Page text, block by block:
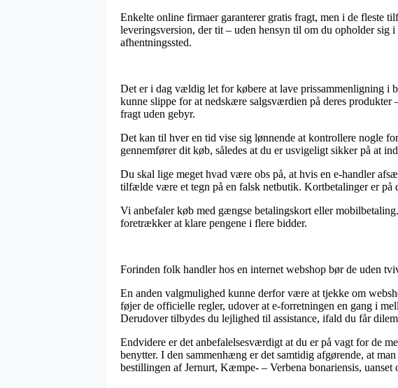
Enkelte online firmaer garanterer gratis fragt, men i de fleste
leveringsversion, der tit – uden hensyn til om du opholder
afhentningssted.
Det er i dag vældig let for købere at lave prissammenligning i
kunne slippe for at nedskære salgsværdien på deres
fragt uden gebyr.
Det kan til hver en tid vise sig lønnende at kontrollere nogle
gennemfører dit køb, således at du er usvigeligt sikker på at
Du skal lige meget hvad være obs på, at hvis en e-handler
tilfælde være et tegn på en falsk netbutik. Kortbetalinger er på
Vi anbefaler køb med gængse betalingskort eller
foretrækker at klare pengene i flere bidder.
Forinden folk handler hos en internet webshop bør de uden
En anden valgmulighed kunne derfor være at tjekke om
føjer de officielle regler, udover at e-forretningen en gang i
Derudover tilbydes du lejlighed til assistance, ifald du får
Endvidere er det anbefalelsesværdigt at du er på vagt for de
benytter. I den sammenhæng er det samtidig afgørende, at
bestillingen af Jernurt, Kæmpe- – Verbena bonariensis, uanset